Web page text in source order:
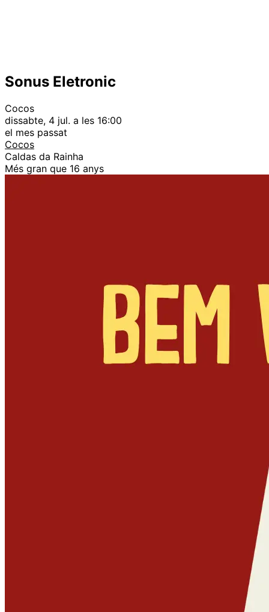
Sonus Eletronic
Cocos
dissabte, 4 jul. a les 16:00
el mes passat
Cocos
Caldas da Rainha
Més gran que 16 anys